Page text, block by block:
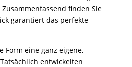
finden Sie
garantiert das perfekte
Form eine ganz eigene,
entwickelten